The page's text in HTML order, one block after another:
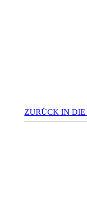
ZURÜCK IN DIE